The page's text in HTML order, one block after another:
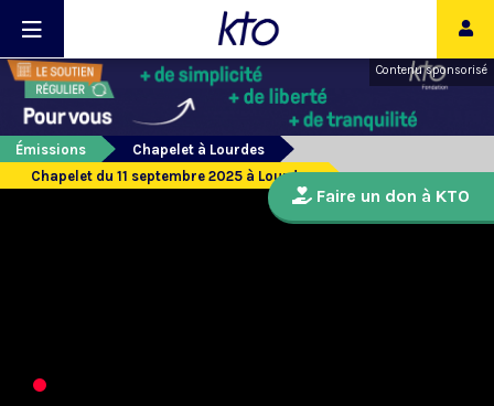
Contenu sponsorisé
Émissions
Chapelet à Lourdes
Chapelet du 11 septembre 2025 à Lourdes
Faire un don à KTO